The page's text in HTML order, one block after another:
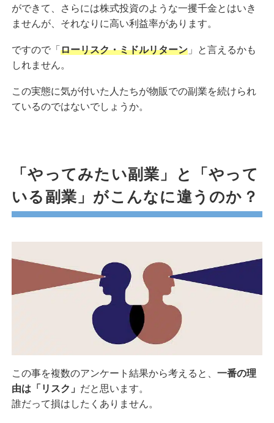
ができて、さらには株式投資のような一攫千金とはいき
ませんが、それなりに高い利益率があります。
ですので「 ローリスク・ミドルリターン 」と言えるかも
しれません。
この実態に気が付いた人たちが物販での副業を続けられ
ているのではないでしょうか。
「やってみたい副業」と「やって
いる副業」がこんなに違うのか？
この事を複数のアンケート結果から考えると、 一番の理
由は「リスク」 だと思います。
誰だって損はしたくありません。